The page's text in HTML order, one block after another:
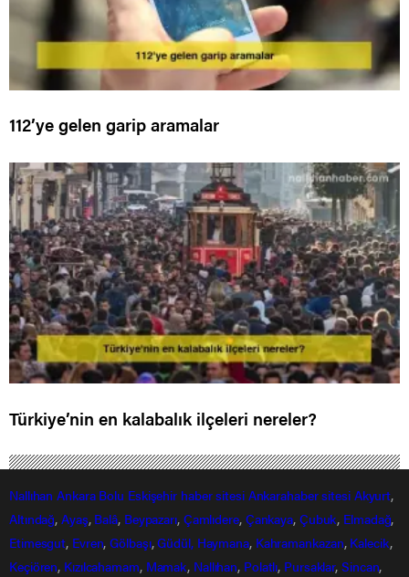
112’ye gelen garip aramalar
Türkiye’nin en kalabalık ilçeleri nereler?
Nallıhan Ankara Bolu Eskişehir haber sitesi Ankarahabersitesi Akyurt,
Altındağ,Ayaş, Balâ, Beypazarı, Çamlıdere, Çankaya, Çubuk, Elmadağ,
Etimesgut, Evren,Gölbaşı,Güdül, Haymana, Kahramankazan, Kalecik,
Keçiören, Kızılcahamam, Mamak, Nallıhan, Polatlı, Pursaklar,Sincan,